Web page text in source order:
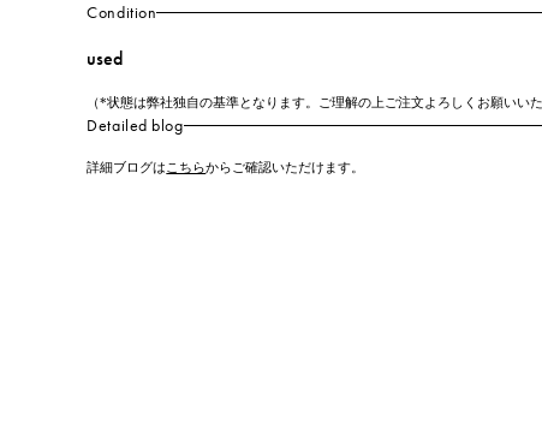
Condition
used
（*状態は弊社独自の基準となります。ご理解の上ご注文よろしくお願いいた
Detailed blog
詳細ブログは こちらからご確認いただけます。